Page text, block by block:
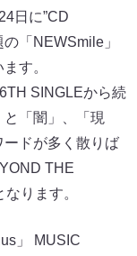
日に”CD
「NEWSmile」
す。
SINGLEから続
「闇」、「現
ドが多く散りば
THE
ります。
」 MUSIC